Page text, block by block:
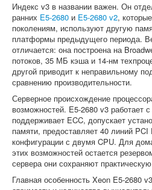
Индекс v3 в названии важен. Он
ранних E5-2680 и E5-2680 v2,
поколениям, используют другую
платформы предыдущего периода.
отличается: она построена на
потоков, 35 МБ кэша и 14-нм
другой приводит к неправильному
сравнению производительности.
Серверное происхождение
возможностей. E5-2680 v3 работает
поддерживает ECC, допускает
памяти, предоставляет 40 линий
конфигурации с двумя CPU. Для
этих возможностей остается
сервера они сохраняют
Главная особенность Xeon E5-2680